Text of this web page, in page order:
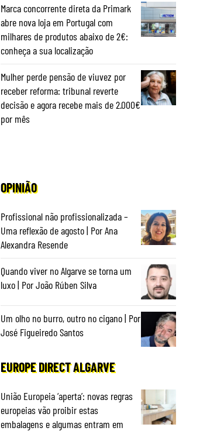
Marca concorrente direta da Primark
abre nova loja em Portugal com
milhares de produtos abaixo de 2€:
conheça a sua localização
Mulher perde pensão de viuvez por
receber reforma: tribunal reverte
decisão e agora recebe mais de 2.000€
por mês
OPINIÃO
Profissional não profissionalizada –
Uma reflexão de agosto | Por Ana
Alexandra Resende
Quando viver no Algarve se torna um
luxo | Por João Rúben Silva
Um olho no burro, outro no cigano | Por
José Figueiredo Santos
EUROPE DIRECT ALGARVE
União Europeia ‘aperta’: novas regras
europeias vão proibir estas
embalagens e algumas entram em